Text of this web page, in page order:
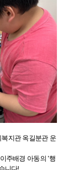
지관 옥길분관 운
주배경 아동의 '행